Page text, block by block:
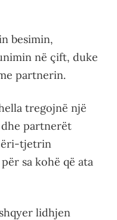
besimin,
në çift, duke
partnerin.
tregojnë një
partnerët
tjetrin
sa kohë që ata
lidhjen